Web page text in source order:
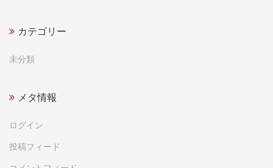
カテゴリー
未分類
メタ情報
ログイン
投稿フィード